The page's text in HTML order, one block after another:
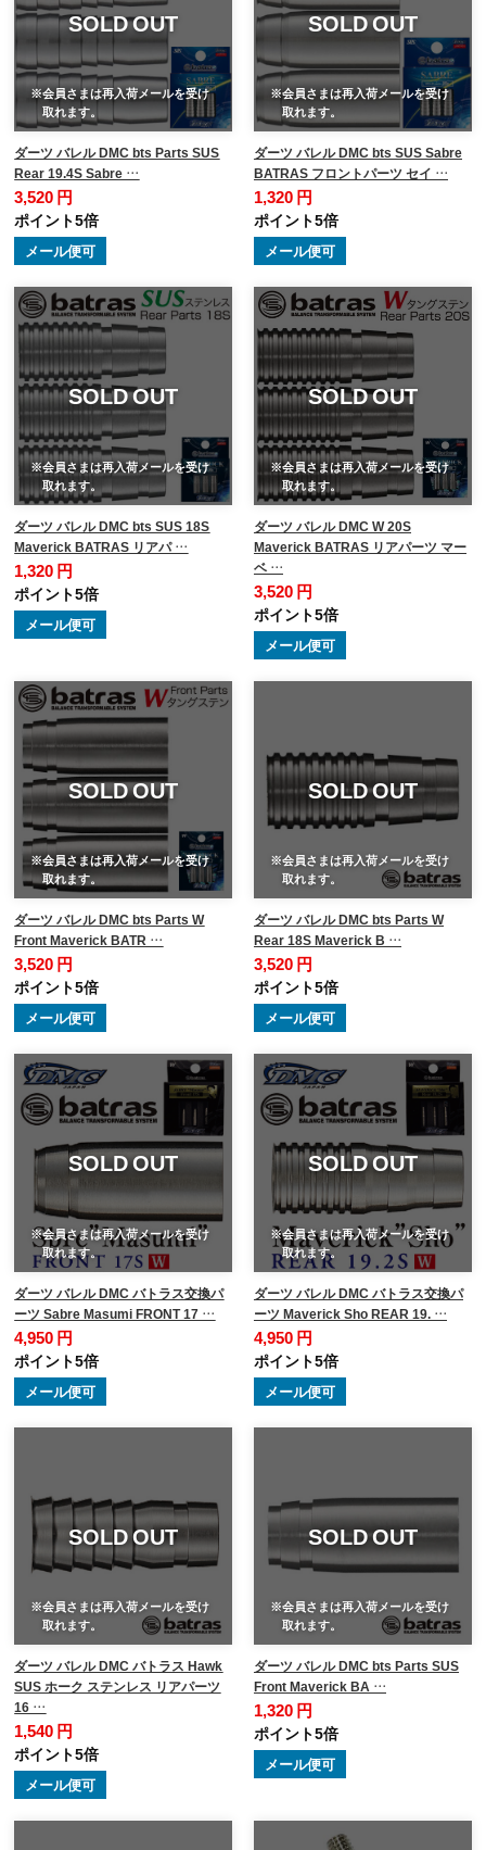
SOLD OUT
※会員さまは再入荷メールを受け
取れます。
ダーツ バレル DMC bts Parts SUS
Rear 19.4S Sabre …
3,520 円
ポイント5倍
メール便可
SOLD OUT
※会員さまは再入荷メールを受け
取れます。
ダーツ バレル DMC bts SUS Sabre
BATRAS フロントパーツ セイ …
1,320 円
ポイント5倍
メール便可
SOLD OUT
※会員さまは再入荷メールを受け
取れます。
ダーツ バレル DMC bts SUS 18S
Maverick BATRAS リアパ …
1,320 円
ポイント5倍
メール便可
SOLD OUT
※会員さまは再入荷メールを受け
取れます。
ダーツ バレル DMC W 20S
Maverick BATRAS リアパーツ マー
ベ …
3,520 円
ポイント5倍
メール便可
SOLD OUT
※会員さまは再入荷メールを受け
取れます。
ダーツ バレル DMC bts Parts W
Front Maverick BATR …
3,520 円
ポイント5倍
メール便可
SOLD OUT
※会員さまは再入荷メールを受け
取れます。
ダーツ バレル DMC bts Parts W
Rear 18S Maverick B …
3,520 円
ポイント5倍
メール便可
SOLD OUT
※会員さまは再入荷メールを受け
取れます。
ダーツ バレル DMC バトラス交換パ
ーツ Sabre Masumi FRONT 17 …
4,950 円
ポイント5倍
メール便可
SOLD OUT
※会員さまは再入荷メールを受け
取れます。
ダーツ バレル DMC バトラス交換パ
ーツ Maverick Sho REAR 19. …
4,950 円
ポイント5倍
メール便可
SOLD OUT
※会員さまは再入荷メールを受け
取れます。
ダーツ バレル DMC バトラス Hawk
SUS ホーク ステンレス リアパーツ
16 …
1,540 円
ポイント5倍
メール便可
SOLD OUT
※会員さまは再入荷メールを受け
取れます。
ダーツ バレル DMC bts Parts SUS
Front Maverick BA …
1,320 円
ポイント5倍
メール便可